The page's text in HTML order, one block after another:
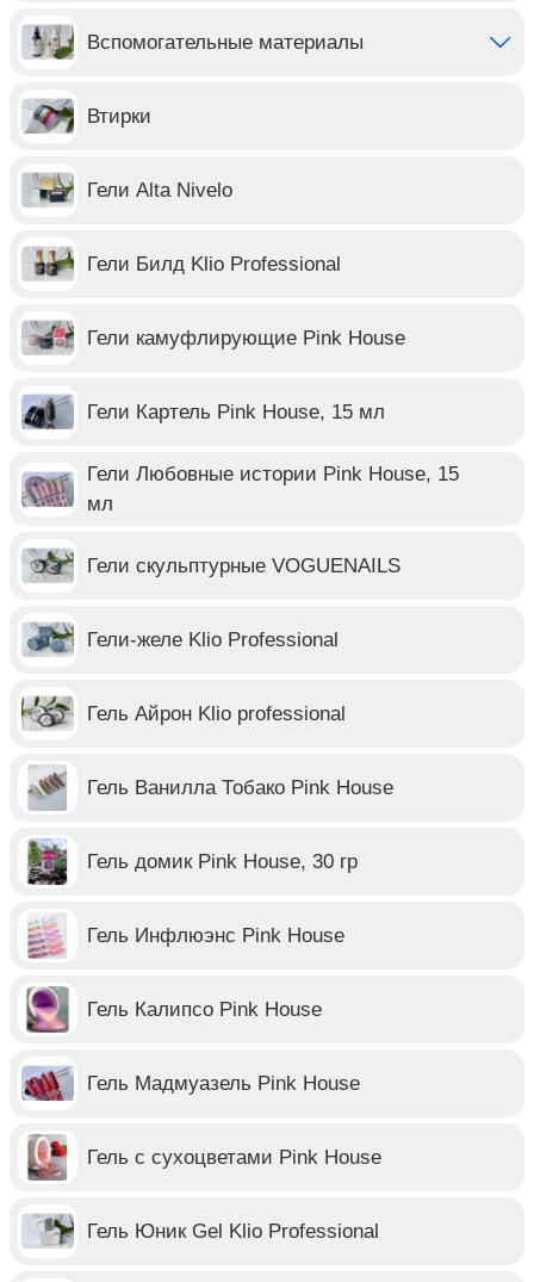
Вспомогательные материалы
Втирки
Гели Alta Nivelo
Гели Билд Klio Professional
Гели камуфлирующие Pink House
Гели Картель Pink House, 15 мл
Гели Любовные истории Pink House, 15
мл
Гели скульптурные VOGUENAILS
Гели-желе Klio Professional
Гель Айрон Klio professional
Гель Ванилла Тобако Pink House
Гель домик Pink House, 30 гр
Гель Инфлюэнс Pink House
Гель Калипсо Pink House
Гель Мадмуазель Pink House
Гель с сухоцветами Pink House
Гель Юник Gel Klio Professional